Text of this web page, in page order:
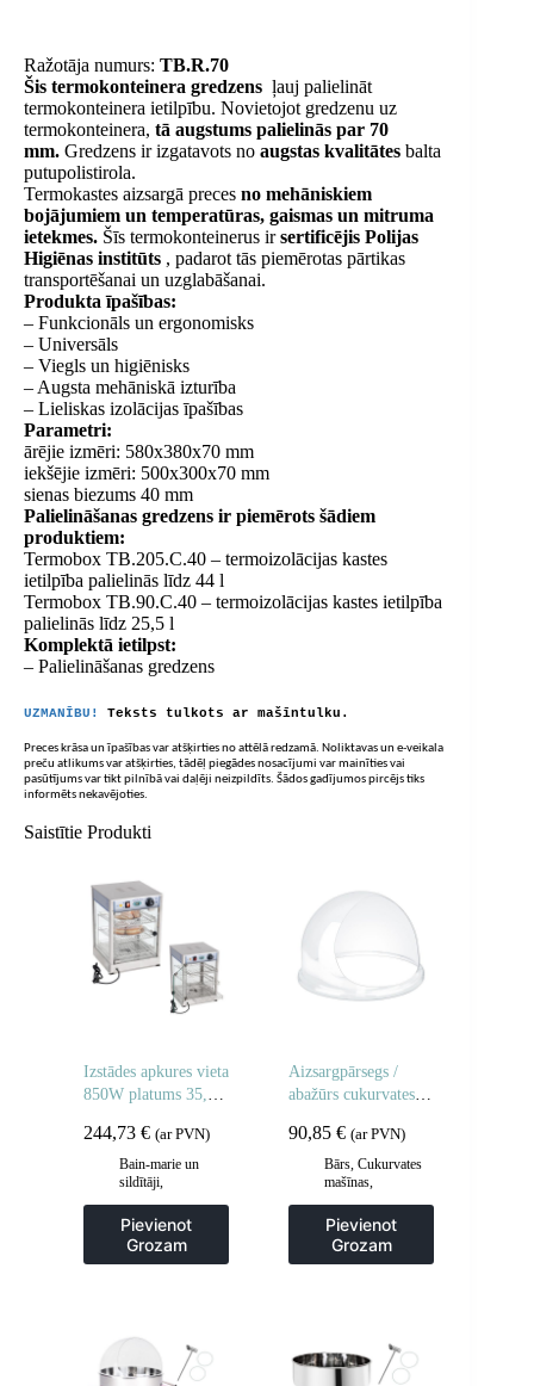
Ražotāja numurs: TB.R.70
Šis termokonteinera gredzens ļauj palielināt
termokonteinera ietilpību. Novietojot gredzenu uz
termokonteinera, tā augstums palielinās par 70
mm. Gredzens ir izgatavots no augstas kvalitātes balta
putupolistirola.
Termokastes aizsargā preces no mehāniskiem
bojājumiem un temperatūras, gaismas un mitruma
ietekmes. Šīs termokonteinerus irsertificējis Polijas
Higiēnas institūts , padarot tās piemērotas pārtikas
transportēšanai un uzglabāšanai.
Produkta īpašības:
– Funkcionāls un ergonomisks
– Universāls
– Viegls un higiēnisks
– Augsta mehāniskā izturība
– Lieliskas izolācijas īpašības
Parametri:
ārējie izmēri: 580x380x70 mm
iekšējie izmēri: 500x300x70 mm
sienas biezums 40 mm
Palielināšanas gredzens ir piemērots šādiem
produktiem:
Termobox TB.205.C.40 – termoizolācijas kastes
ietilpība palielinās līdz 44 l
Termobox TB.90.C.40 – termoizolācijas kastes ietilpība
palielinās līdz 25,5 l
Komplektā ietilpst:
– Palielināšanas gredzens
UZMANĪBU! Teksts tulkots ar mašīntulku.
Preces krāsa un īpašības var atšķirties no attēlā redzamā. Noliktavas un e-veikala
preču atlikums var atšķirties, tādēļ piegādes nosacījumi var mainīties vai
pasūtījums var tikt pilnībā vai daļēji neizpildīts. Šādos gadījumos pircējs tiks
informēts nekavējoties.
Saistītie Produkti
Izstādes apkures vieta
850W platums 35,5
244,73 € (ar PVN)
Bain-marie un
sildītāji,
Vitrīnu skapji un
apsildes skapji
Pievienot
Grozam
Aizsargpārsegs /
abažūrs cukurvates
90,85€ (ar PVN)
Bārs,Cukurvates
mašīnas,
Pievienot
Grozam